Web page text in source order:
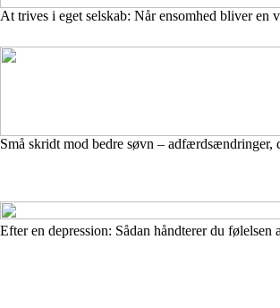
At trives i eget selskab: Når ensomhed bliver en
Små skridt mod bedre søvn – adfærdsændringer,
Efter en depression: Sådan håndterer du følelsen